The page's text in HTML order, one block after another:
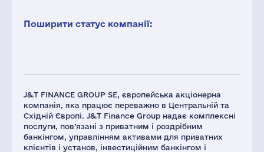
J&T FINANCE GROUP SE, європейська акціонерна
компанія, яка працює переважно в Центральній та
Східній Європі. J&T Finance Group надає комплексні
послуги, пов’язані з приватним і роздрібним
банкінгом, управлінням активами для приватних
клієнтів і установ, інвестиційним банкінгом і
Поширити статус компанії: